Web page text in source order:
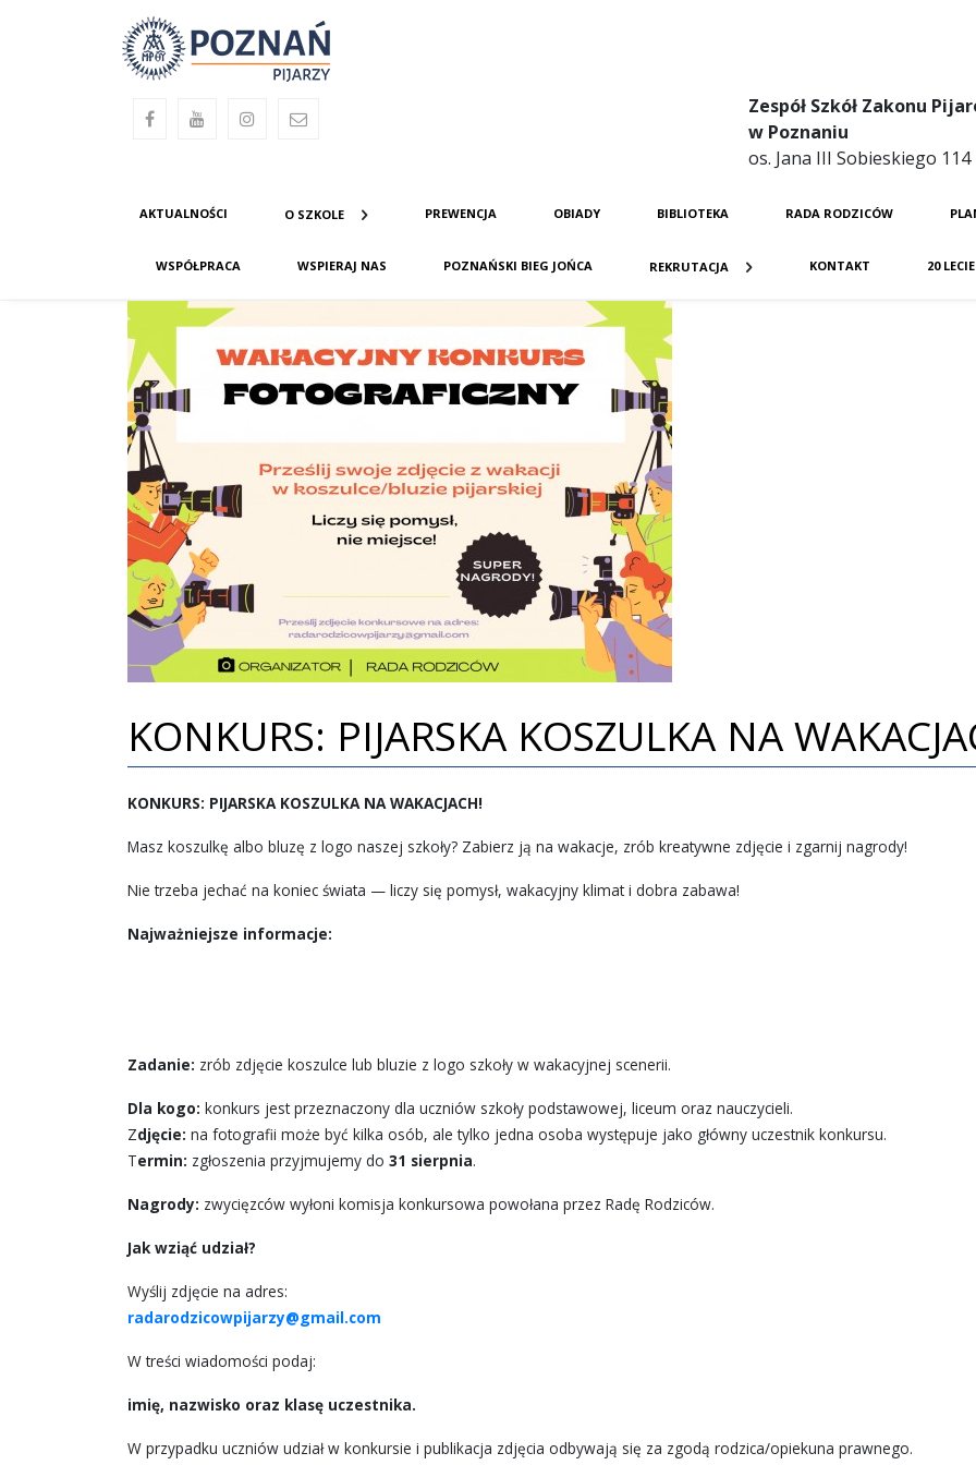
Zespół Szkół Zakonu
w Poznaniu
os. Jana III Sobieskiego
AKTUALNOŚCI O SZKOLE PREWENCJA OBIADY BIBLIOTEKA RADA RODZICÓW
WSPÓŁPRACA WSPIERAJ NAS POZNAŃSKI BIEG JOŃCA REKRUTACJA KONTAKT 20
KONKURS: PIJARSKA KOSZULKA NA
KONKURS: PIJARSKA KOSZULKA NA WAKACJACH!
Masz koszulkę albo bluzę z logo naszej szkoły? Zabierz ją na wakacje, zrób kreatywne zdjęcie i zgarnij nagrody!
Nie trzeba jechać na koniec świata — liczy się pomysł, wakacyjny klimat i dobra zabawa!
Najważniejsze informacje:
Zadanie: zrób zdjęcie koszulce lub bluzie z logo szkoły w wakacyjnej scenerii.
Dla kogo: konkurs jest przeznaczony dla uczniów szkoły podstawowej, liceum oraz nauczycieli.
Zdjęcie: na fotografii może być kilka osób, ale tylko jedna osoba występuje jako główny uczestnik konkursu.
Termin: zgłoszenia przyjmujemy do 31 sierpnia.
Nagrody: zwycięzców wyłoni komisja konkursowa powołana przez Radę Rodziców.
Jak wziąć udział?
Wyślij zdjęcie na adres:
radarodzicowpijarzy@gmail.com
W treści wiadomości podaj:
imię, nazwisko oraz klasę uczestnika.
W przypadku uczniów udział w konkursie i publikacja zdjęcia odbywają się za zgodą rodzica/opiekuna prawnego.